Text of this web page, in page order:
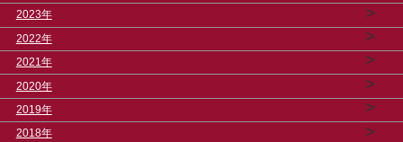
2023年 >
2022年 >
2021年 >
2020年 >
2019年 >
2018年 >